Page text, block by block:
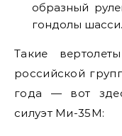
образный
гондолы шасси.
Такие
российской
года — вот
силуэт Ми-35М: